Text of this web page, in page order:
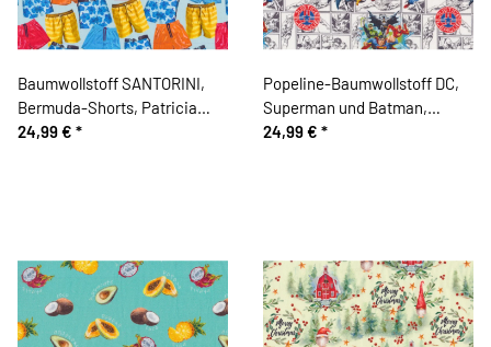
Baumwollstoff SANTORINI,
Bermuda-Shorts, Patricia
Meyer
24,99 € *
Popeline-Baumwollstoff DC,
Superman und Batman,
Comicfigur
24,99 € *